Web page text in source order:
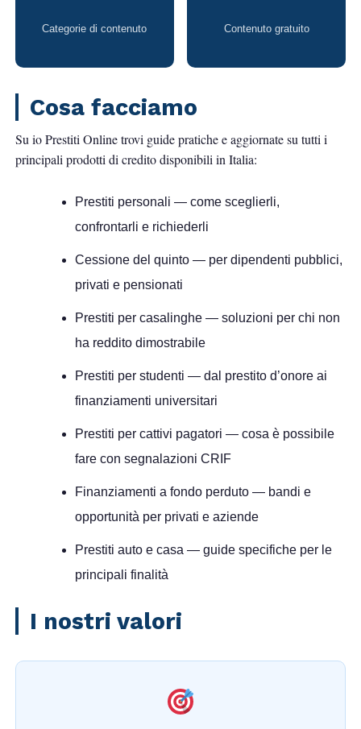
Categorie di contenuto Contenuto gratuito
Cosa facciamo
Su io Prestiti Onlinetrovi guide pratiche e aggiornate su tutti i
principali prodotti di credito disponibili in Italia:
Prestiti personali — come sceglierli,
confrontarli e richiederli
Cessione del quinto— per dipendenti pubblici,
privati e pensionati
Prestiti per casalinghe— soluzioni per chi non
ha reddito dimostrabile
Prestiti per studenti — dal prestito d’onore ai
finanziamenti universitari
Prestiti per cattivi pagatori — cosa è possibile
fare con segnalazioni CRIF
Finanziamenti a fondo perduto— bandi e
opportunità per privati e aziende
Prestiti auto e casa — guide specifiche per le
principali finalità
I nostri valori